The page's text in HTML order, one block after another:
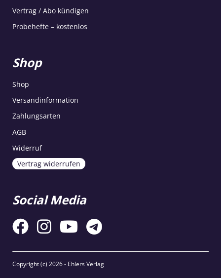
Vertrag / Abo kündigen
Probehefte – kostenlos
Shop
Shop
Versandinformation
Zahlungsarten
AGB
Widerruf
Vertrag widerrufen
Social Media
Copyright (c) 2026 - Ehlers Verlag